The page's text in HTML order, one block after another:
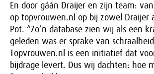
En door gáán Draijer en zijn team:
op topvrouwen.nl op bij zowel Draijer
Pot. “Zo’n database zien wij als een
geleden was er sprake van
Topvrouwen.nl is een initiatief dat
bijdrage levert. Dus wij dachten: hoe